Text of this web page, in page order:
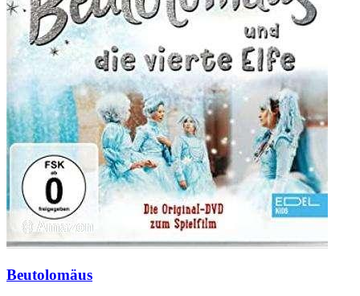
Beutolomäus